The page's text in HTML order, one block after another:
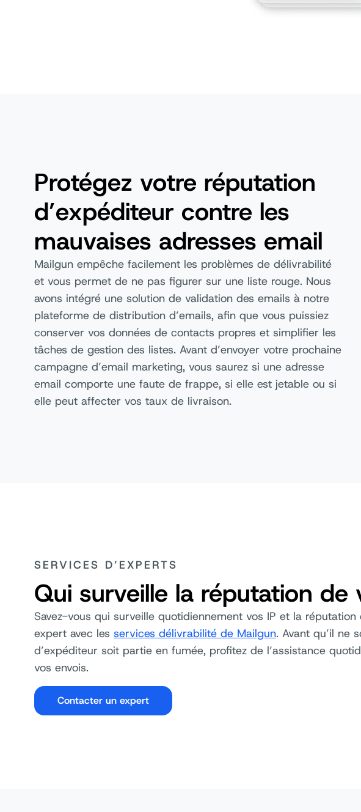
Protégez votre réputation
d’expéditeur contre les
mauvaises adresses email
Mailgun empêche facilement les problèmes de délivrabilité
et vous permet de ne pas figurer sur une liste rouge. Nous
avons intégré une solution de validation des emails à notre
plateforme de distribution d’emails, afin que vous puissiez
conserver vos données de contacts propres et simplifier les
tâches de gestion des listes. Avant d’envoyer votre prochaine
campagne d’email marketing, vous saurez si une adresse
email comporte une faute de frappe, si elle est jetable ou si
elle peut affecter vos taux de livraison.
SERVICES D’EXPERTS
Qui surveille la réputation de
Savez-vous qui surveille quotidiennement vos IP et la
expert avec les services délivrabilité de Mailgun. Avant qu’il ne
d’expéditeur soit partie en fumée, profitez de l’assistance
vos envois.
Contacter un expert